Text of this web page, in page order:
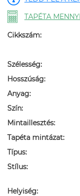
TAPÉTA
Cikkszám:
Szélesség:
Hosszúság:
Anyag:
Szín:
Mintaillesztés:
Tapéta mintázat:
Típus:
Stílus:
Helyiség: